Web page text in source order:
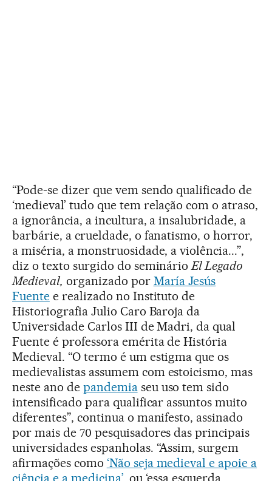
“Pode-se dizer que vem sendo qualificado de
‘medieval’ tudo que tem relação com o atraso,
a ignorância, a incultura, a insalubridade, a
barbárie, a crueldade, o fanatismo, o horror,
a miséria, a monstruosidade, a violência...”,
diz o texto surgido do seminário El Legado
Medieval, organizado por María Jesús
Fuentee realizado no Instituto de
Historiografia Julio Caro Baroja da
Universidade Carlos III de Madri, da qual
Fuente é professora emérita de História
Medieval. “O termo é um estigma que os
medievalistas assumem com estoicismo, mas
neste ano de pandemiaseu uso tem sido
intensificado para qualificar assuntos muito
diferentes”, continua o manifesto, assinado
por mais de 70 pesquisadores das principais
universidades espanholas. “Assim, surgem
afirmações como ‘Não seja medieval e apoie a
ciência e a medicina’, ou ‘essa esquerda